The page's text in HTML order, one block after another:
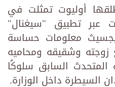
أوليوت تمثلت في
عبر تطبيق "سيغنال"
معلومات حساسة
زوجته وشقيقه ومحاميه
السابق سلوكًا
داخل الوزارة.